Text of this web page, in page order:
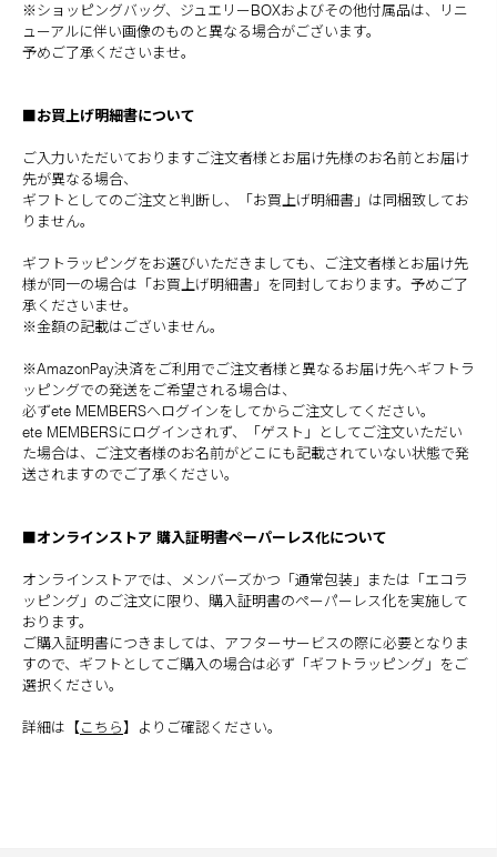
※ショッピングバッグ、ジュエリーBOXおよびその他付属品は、リニ
ューアルに伴い画像のものと異なる場合がございます。
予めご了承くださいませ。
■お買上げ明細書について
ご入力いただいておりますご注文者様とお届け先様のお名前とお届け
先が異なる場合、
ギフトとしてのご注文と判断し、「お買上げ明細書」は同梱致してお
りません。
ギフトラッピングをお選びいただきましても、ご注文者様とお届け先
様が同一の場合は「お買上げ明細書」を同封しております。予めご了
承くださいませ。
※金額の記載はございません。
※AmazonPay決済をご利用でご注文者様と異なるお届け先へギフトラ
ッピングでの発送をご希望される場合は、
必ずete MEMBERSへログインをしてからご注文してください。
ete MEMBERSにログインされず、「ゲスト」としてご注文いただい
た場合は、ご注文者様のお名前がどこにも記載されていない状態で発
送されますのでご了承ください。
■オンラインストア 購入証明書ペーパーレス化について
オンラインストアでは、メンバーズかつ「通常包装」または「エコラ
ッピング」のご注文に限り、購入証明書のペーパーレス化を実施して
おります。
ご購入証明書につきましては、アフターサービスの際に必要となりま
すので、ギフトとしてご購入の場合は必ず「ギフトラッピング」をご
選択ください。
詳細は【こちら】よりご確認ください。